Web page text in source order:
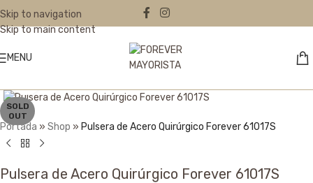
Skip to navigation
Skip to main content
MENU
SOLD
OUT
Portada » Shop » Pulsera de Acero Quirúrgico Forever 61017S
Pulsera de Acero Quirúrgico Forever 61017S